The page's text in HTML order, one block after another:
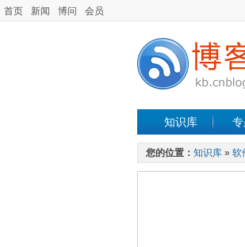
首页 新闻 博问 会员
知识库
您的位置： 知识库 » 软